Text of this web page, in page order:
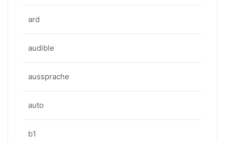
ard
audible
aussprache
auto
b1